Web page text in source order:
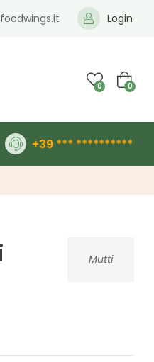
Login
0 0
+39 *** **********
Mutti